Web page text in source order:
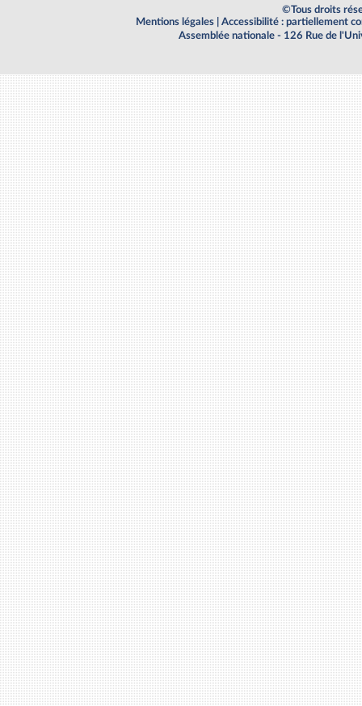
©Tous droits
Mentions légales
Accessibilité : partiellement
Assemblée nationale - 126 Rue de